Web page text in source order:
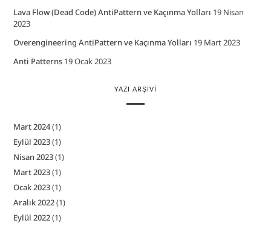
Lava Flow (Dead Code) AntiPattern ve Kaçınma Yolları 19 Nisan
2023
Overengineering AntiPattern ve Kaçınma Yolları 19 Mart 2023
Anti Patterns 19 Ocak 2023
YAZI ARŞIVI
Mart 2024(1)
Eylül 2023(1)
Nisan 2023(1)
Mart 2023(1)
Ocak 2023(1)
Aralık 2022(1)
Eylül 2022(1)